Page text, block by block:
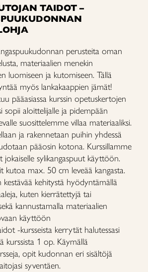
TAIDOT –
perusteita oman
materiaalien menekin
luomiseen ja kutomiseen. Tällä
myös lankakaappien jämät!
pääasiassa kurssin opetuskertojen
sopii aloittelijalle ja pidempään
suosittelemme villaa materiaaliksi.
ja rakennetaan puihin yhdessä
pääosin kotona. Kurssillamme
sylikangaspuut käyttöön.
kutoa max. 50 cm leveää kangasta.
kestävää kehitystä hyödyntämällä
kuten kierrätettyjä tai
kannustamalla materiaalien
käyttöön
-kursseista kerrytät halutessasi
kurssista 1 op. Käymällä
opit kudonnan eri sisältöjä
syventäen.